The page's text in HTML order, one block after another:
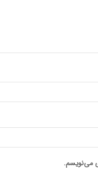
می‌نویسم.